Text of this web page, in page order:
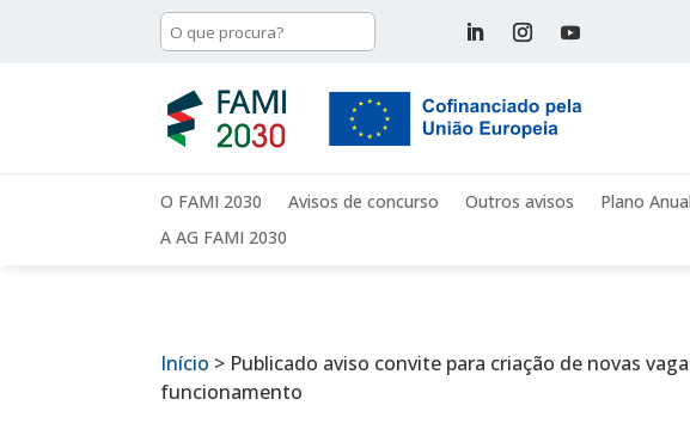
O FAMI 2030 Avisos de concurso Outros avisos
Plano
A AG FAMI 2030
Início > Publicado aviso convite para criação de novas
funcionamento